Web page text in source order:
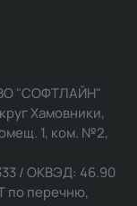
"СОФТЛАЙН"
Хамовники,
1, ком. №2,
/ ОКВЭД: 46.90
по перечню,